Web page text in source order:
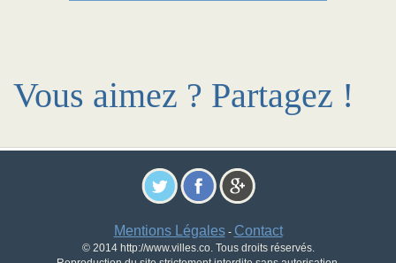
Vous aimez ? Partagez !
Mentions Légales- Contact
© 2014 http://www.villes.co. Tous droits réservés.